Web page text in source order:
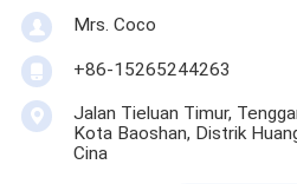
Mrs. Coco
+86-15265244263
Jalan Tieluan Timur,
Kota Baoshan, Distrik
Cina